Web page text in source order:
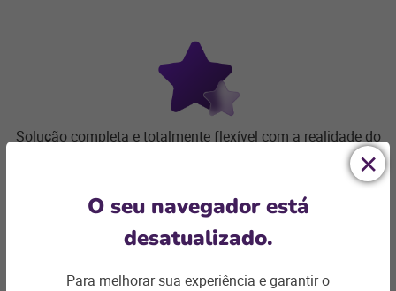
Solução completa e totalmente flexível com a realidade do
O seu navegador está
desatualizado.
Para melhorar sua experiência e garantir o